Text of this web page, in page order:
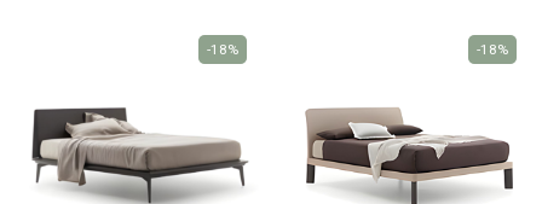
-18% -18%